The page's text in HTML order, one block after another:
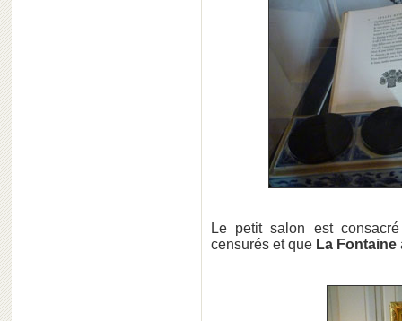
Le petit salon est
censurés et que La Fontaine